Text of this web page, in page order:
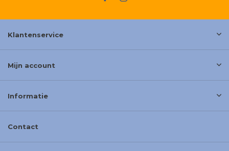
Klantenservice
Mijn account
Informatie
Contact